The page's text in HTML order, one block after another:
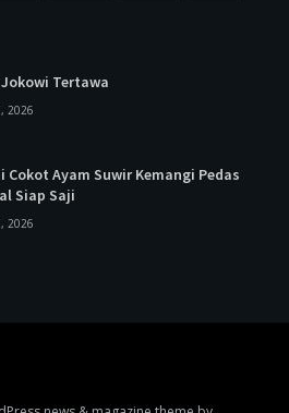
Tertawa
2026
Cokot Ayam Suwir Kemangi Pedas
Siap Saji
2026